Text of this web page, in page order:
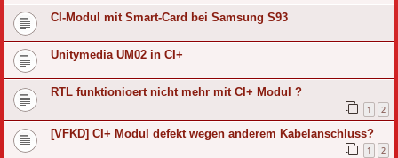
CI-Modul mit Smart-Card bei Samsung S93
Unitymedia UM02 in CI+
RTL funktionioert nicht mehr mit CI+ Modul ?
1 2
[VFKD] CI+ Modul defekt wegen anderem Kabelanschluss?
1 2